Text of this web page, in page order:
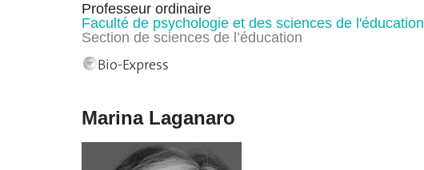
Professeur ordinaire
Faculté de psychologie et des sciences de l'éducation
Section de sciences de l’éducation
Bio-Express
Marina Laganaro